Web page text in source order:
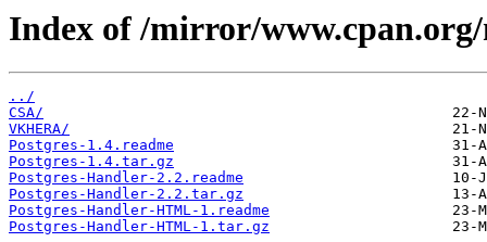
Index of /mirror/
../
CSA/
VKHERA/
Postgres-1.4.readme
Postgres-1.4.tar.gz
Postgres-Handler-2.2.readme
Postgres-Handler-2.2.tar.gz
Postgres-Handler-HTML-1.readme
Postgres-Handler-HTML-1.tar.gz